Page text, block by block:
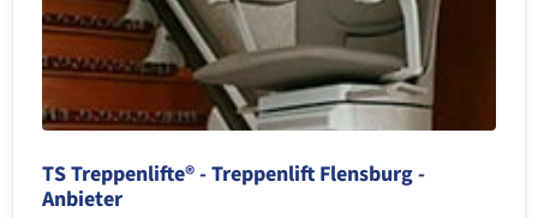
TS Treppenlifte® - Treppenlift Flensburg -
Anbieter